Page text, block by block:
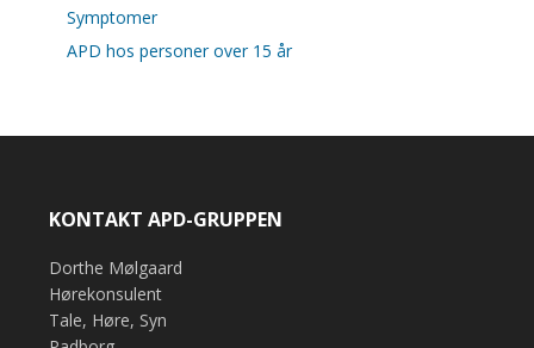
Symptomer
APD hos personer over 15 år
KONTAKT APD-GRUPPEN
Dorthe Mølgaard
Hørekonsulent
Tale, Høre, Syn